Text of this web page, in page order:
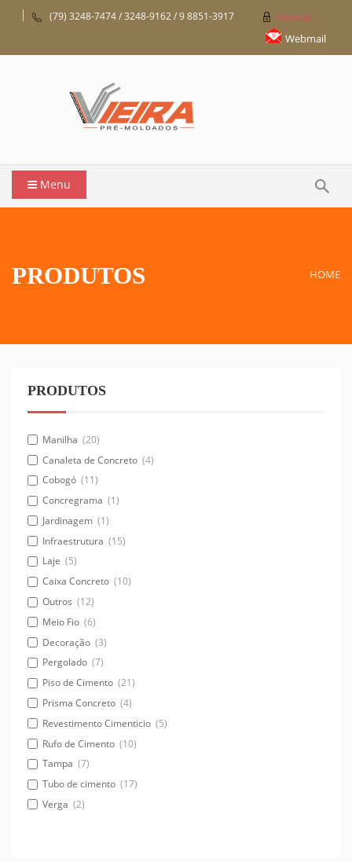
Acessar
(79) 3248-7474 / 3248-9162 / 9 8851-3917
Webmail
Menu
HOME
PRODUTOS
PRODUTOS
Manilha (20)
Canaleta de Concreto (4)
Cobogó (11)
Concregrama (1)
Jardinagem (1)
Infraestrutura (15)
Laje (5)
Caixa Concreto (10)
Outros (12)
Meio Fio (6)
Decoração (3)
Pergolado (7)
Piso de Cimento (21)
Prisma Concreto (4)
Revestimento Cimenticio (5)
Rufo de Cimento (10)
Tampa (7)
Tubo de cimento (17)
Verga (2)